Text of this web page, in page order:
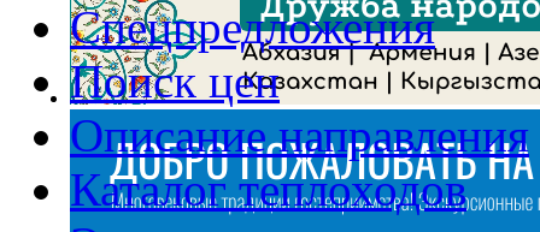
Спецпредложения
Поиск цен
Описание направления
Каталог теплоходов